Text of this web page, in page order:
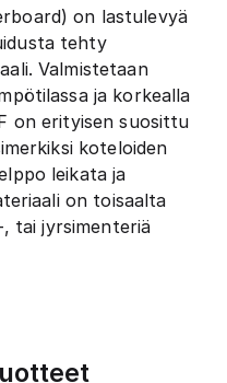
on lastulevyä
tehty
Valmistetaan
ja korkealla
on erityisen suosittu
koteloiden
leikata ja
on toisaalta
tai jyrsimenteriä